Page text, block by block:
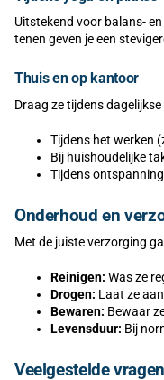
Uitstekend voor balans-
tenen geven je een
Thuis en op kantoor
Draag ze tijdens
Tijdens het werken
Bij huishoudelijke
Tijdens
Onderhoud en
Met de juiste verzorging
Reinigen: Was ze
Drogen: Laat ze
Bewaren: Bewaar
Levensduur: Bij
Veelgestelde